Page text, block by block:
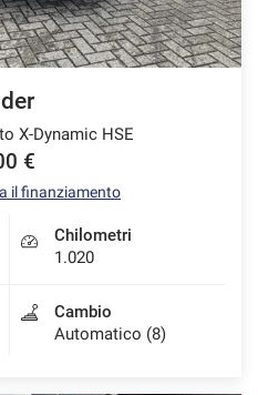
X-Dynamic HSE
€
il finanziamento
Chilometri
1.020
Cambio
Automatico (8)